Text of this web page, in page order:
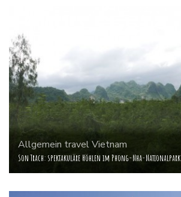
Allgemein travelVietnam
Son Trach: spektakuläre Höhlen im Phong-Nha-Nationalpark